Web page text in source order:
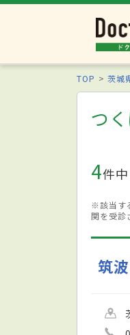
TOP 茨城
つ
4件中
※該当す
関を受診
筑